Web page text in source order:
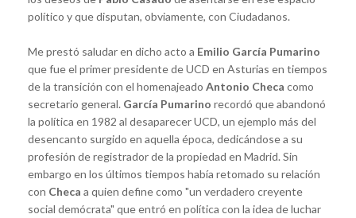
político y que disputan, obviamente, con Ciudadanos.
Me prestó saludar en dicho acto a Emilio García Pumarino
que fue el primer presidente de UCD en Asturias en tiempos
de la transición con el homenajeado Antonio Checa como
secretario general. García Pumarino recordó que abandonó
la política en 1982 al desaparecer UCD, un ejemplo más del
desencanto surgido en aquella época, dedicándose a su
profesión de registrador de la propiedad en Madrid. Sin
embargo en los últimos tiempos había retomado su relación
con Checa a quien define como "un verdadero creyente
social demócrata" que entró en política con la idea de luchar